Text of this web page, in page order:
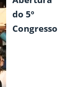
do 5º
Congresso